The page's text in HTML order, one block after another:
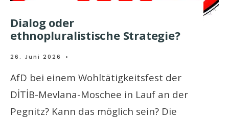
Dialog oder
ethnopluralistische Strategie?
26. Juni 2026 •
AfD bei einem Wohltätigkeitsfest der
DİTİB-Mevlana-Moschee in Lauf an der
Pegnitz? Kann das möglich sein? Die